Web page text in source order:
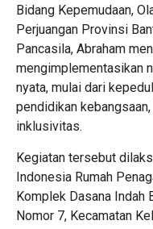
Bidang Kepemudaan,
Perjuangan Provinsi
Pancasila, Abraham
mengimplementasikan
nyata, mulai dari
pendidikan
inklusivitas.
Kegiatan tersebut
Indonesia Rumah
Komplek Dasana Indah
Nomor 7, Kecamatan